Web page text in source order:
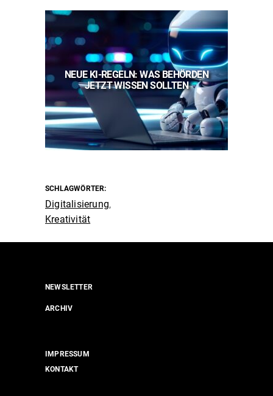
NEUE KI-REGELN: WAS BEHÖRDEN
JETZT WISSEN SOLLTEN
SCHLAGWÖRTER:
Digitalisierung,
Kreativität
NEWSLETTER
ARCHIV
IMPRESSUM
KONTAKT